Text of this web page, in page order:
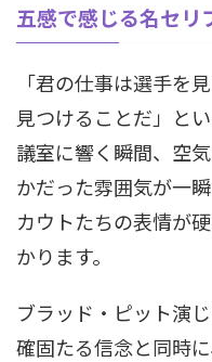
五感で感じる名セリ
「君の仕事は選手を
見つけることだ」と
議室に響く瞬間、空
かだった雰囲気が一
カウトたちの表情が
かります。
ブラッド・ピット演
確固たる信念と同時